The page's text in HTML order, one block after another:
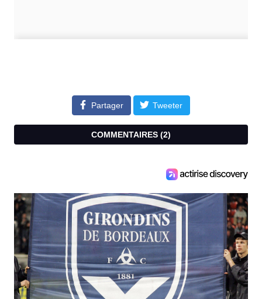
Partager Tweeter
COMMENTAIRES (2)